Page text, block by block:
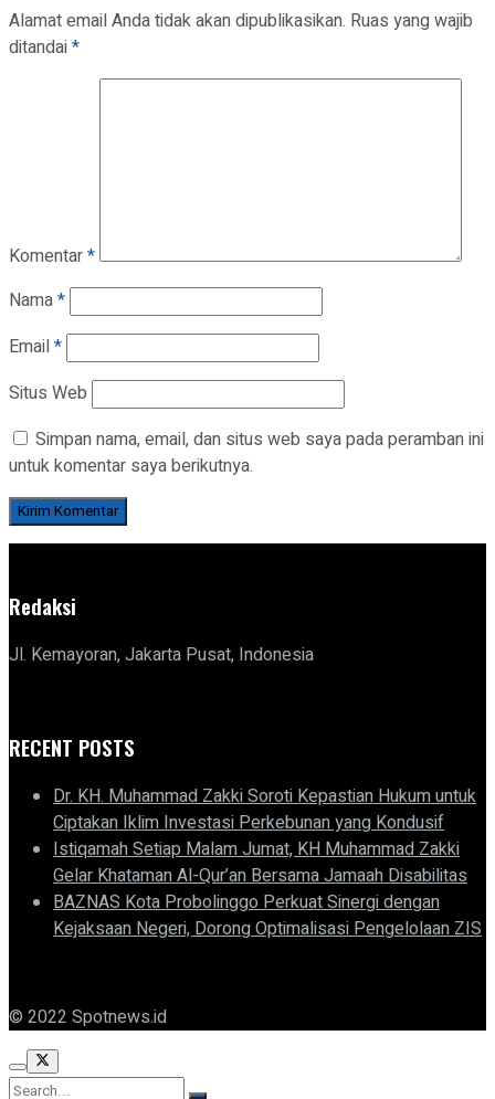
Alamat email Anda tidak akan dipublikasikan. Ruas yang wajib
ditandai*
Komentar*
Nama*
Email*
Situs Web
Simpan nama, email, dan situs web saya pada peramban ini
untuk komentar saya berikutnya.
Redaksi
Jl. Kemayoran, Jakarta Pusat, Indonesia
RECENT POSTS
Dr. KH. Muhammad Zakki Soroti Kepastian Hukum untuk
Ciptakan Iklim Investasi Perkebunan yang Kondusif
Istiqamah Setiap Malam Jumat, KH Muhammad Zakki
Gelar Khataman Al-Qur’an Bersama Jamaah Disabilitas
BAZNAS Kota Probolinggo Perkuat Sinergi dengan
Kejaksaan Negeri, Dorong Optimalisasi Pengelolaan ZIS
© 2022 Spotnews.id